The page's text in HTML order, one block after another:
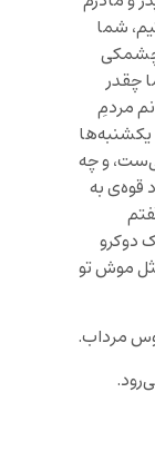
شما
چشمکی
چقدر
مردمِ
یکشنبه‌ها
و چه
قوه‌ی به
دوکرو
موش تو
مرداب.